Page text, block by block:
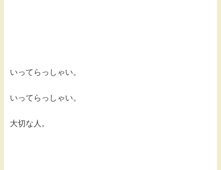
いってらっしゃい。
いってらっしゃい。
大切な人。